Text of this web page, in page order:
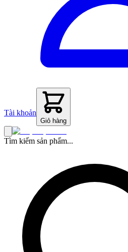
Tài khoản
Giỏ hàng
Tìm kiếm sản phẩm...